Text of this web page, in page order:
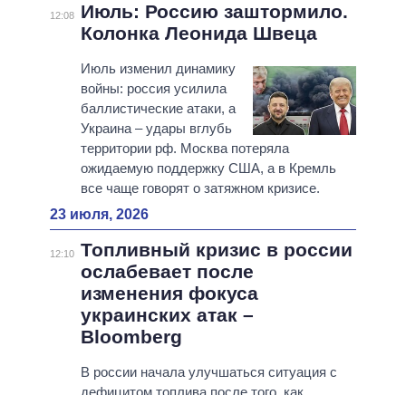
12:08
Июль: Россию заштормило.
Колонка Леонида Швеца
Июль изменил динамику
войны: россия усилила
баллистические атаки, а
Украина – удары вглубь
территории рф. Москва потеряла
ожидаемую поддержку США, а в Кремль
все чаще говорят о затяжном кризисе.
23 июля, 2026
12:10 Топливный кризис в россии
ослабевает после
изменения фокуса
украинских атак –
Bloomberg
В россии начала улучшаться ситуация с